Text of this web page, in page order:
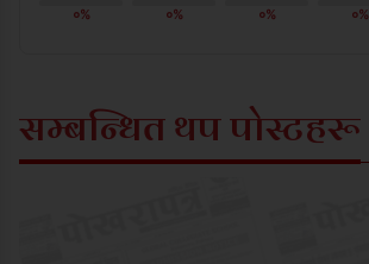
०% ०% ०% ०%
सम्बन्धित थप पोस्टहरू